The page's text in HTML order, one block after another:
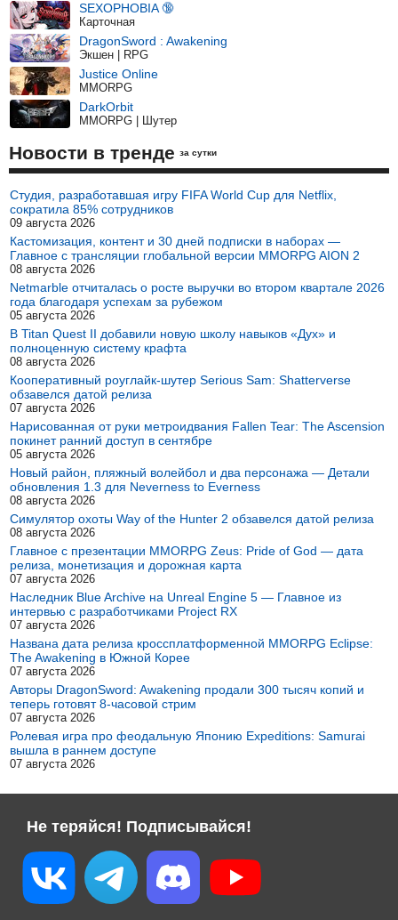
SEXOPHOBIA 🔞
Карточная
DragonSword : Awakening
Экшен | RPG
Justice Online
MMORPG
DarkOrbit
MMORPG | Шутер
Новости в тренде за сутки
Студия, разработавшая игру FIFA World Cup для Netflix,
сократила 85% сотрудников
09 августа 2026
Кастомизация, контент и 30 дней подписки в наборах —
Главное с трансляции глобальной версии MMORPG AION 2
08 августа 2026
Netmarble отчиталась о росте выручки во втором квартале 2026
года благодаря успехам за рубежом
05 августа 2026
В Titan Quest II добавили новую школу навыков «Дух» и
полноценную систему крафта
08 августа 2026
Кооперативный роуглайк-шутер Serious Sam: Shatterverse
обзавелся датой релиза
07 августа 2026
Нарисованная от руки метроидвания Fallen Tear: The Ascension
покинет ранний доступ в сентябре
05 августа 2026
Новый район, пляжный волейбол и два персонажа — Детали
обновления 1.3 для Neverness to Everness
08 августа 2026
Симулятор охоты Way of the Hunter 2 обзавелся датой релиза
08 августа 2026
Главное с презентации MMORPG Zeus: Pride of God — дата
релиза, монетизация и дорожная карта
07 августа 2026
Наследник Blue Archive на Unreal Engine 5 — Главное из
интервью с разработчиками Project RX
07 августа 2026
Названа дата релиза кроссплатформенной MMORPG Eclipse:
The Awakening в Южной Корее
07 августа 2026
Авторы DragonSword: Awakening продали 300 тысяч копий и
теперь готовят 8-часовой стрим
07 августа 2026
Ролевая игра про феодальную Японию Expeditions: Samurai
вышла в раннем доступе
07 августа 2026
Не теряйся! Подписывайся!